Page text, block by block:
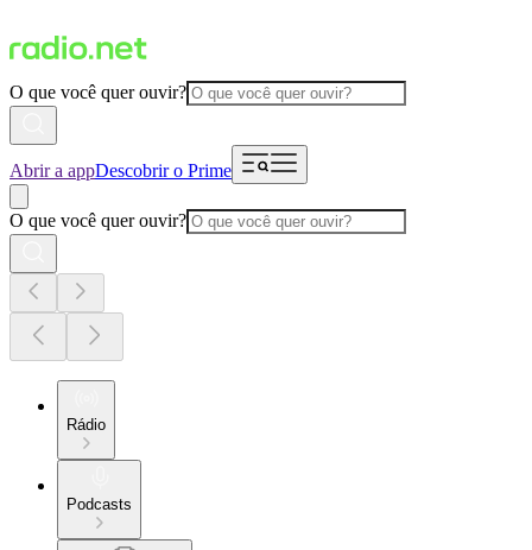
O que você quer ouvir?
Abrir a appDescobrir o Prime
O que você quer ouvir?
Rádio
Podcasts